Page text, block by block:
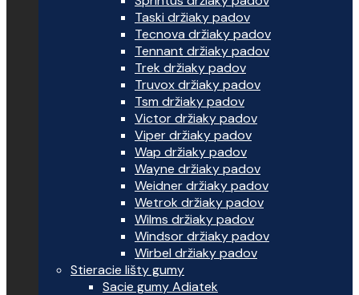
Taski držiaky padov
Tecnova držiaky padov
Tennant držiaky padov
Trek držiaky padov
Truvox držiaky padov
Tsm držiaky padov
Victor držiaky padov
Viper držiaky padov
Wap držiaky padov
Wayne držiaky padov
Weidner držiaky padov
Wetrok držiaky padov
Wilms držiaky padov
Windsor držiaky padov
Wirbel držiaky padov
Stieracie lišty gumy
Sacie gumy Adiatek